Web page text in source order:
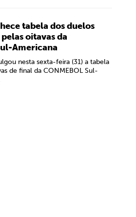
tabela dos duelos
oitavas da
Americana
nesta sexta-feira (31) a tabela
de final da CONMEBOL Sul-